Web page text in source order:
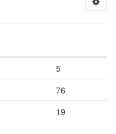
5
76
19